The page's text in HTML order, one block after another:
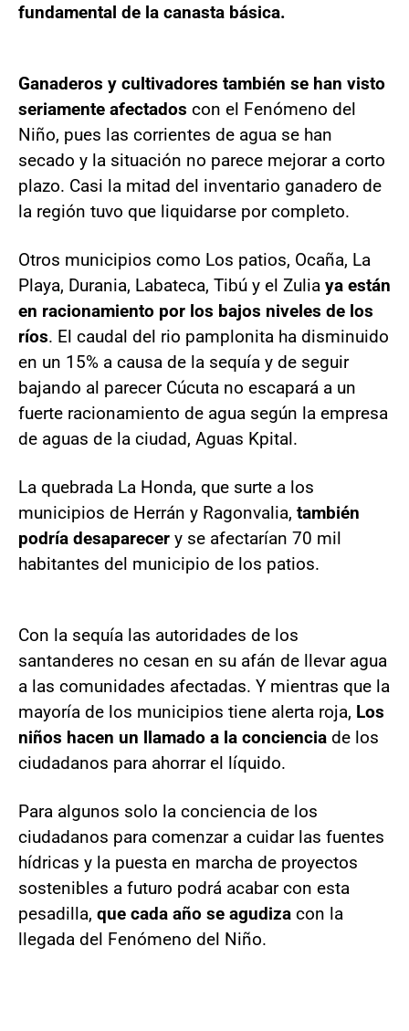
fundamental de la canasta básica.
Ganaderos y cultivadores también se han visto
seriamente afectados con el Fenómeno del
Niño, pues las corrientes de agua se han
secado y la situación no parece mejorar a corto
plazo. Casi la mitad del inventario ganadero de
la región tuvo que liquidarse por completo.
Otros municipios como Los patios, Ocaña, La
Playa, Durania, Labateca, Tibú y el Zulia ya están
en racionamiento por los bajos niveles de los
ríos. El caudal del rio pamplonita ha disminuido
en un 15% a causa de la sequía y de seguir
bajando al parecer Cúcuta no escapará a un
fuerte racionamiento de agua según la empresa
de aguas de la ciudad, Aguas Kpital.
La quebrada La Honda, que surte a los
municipios de Herrán y Ragonvalia, también
podría desaparecer y se afectarían 70 mil
habitantes del municipio de los patios.
Con la sequía las autoridades de los
santanderes no cesan en su afán de llevar agua
a las comunidades afectadas. Y mientras que la
mayoría de los municipios tiene alerta roja, Los
niños hacen un llamado a la conciencia de los
ciudadanos para ahorrar el líquido.
Para algunos solo la conciencia de los
ciudadanos para comenzar a cuidar las fuentes
hídricas y la puesta en marcha de proyectos
sostenibles a futuro podrá acabar con esta
pesadilla, que cada año se agudiza con la
llegada del Fenómeno del Niño.